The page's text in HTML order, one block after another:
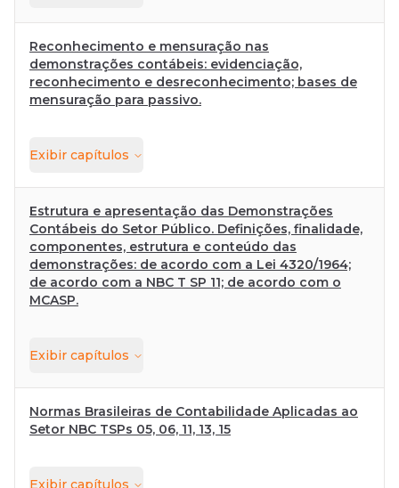
Reconhecimento e mensuração nas
demonstrações contábeis: evidenciação,
reconhecimento e desreconhecimento; bases de
mensuração para passivo.
Exibir capítulos
Estrutura e apresentação das Demonstrações
Contábeis do Setor Público. Definições, finalidade,
componentes, estrutura e conteúdo das
demonstrações: de acordo com a Lei 4320/1964;
de acordo com a NBC T SP 11; de acordo com o
MCASP.
Exibir capítulos
Normas Brasileiras de Contabilidade Aplicadas ao
Setor NBC TSPs 05, 06, 11, 13, 15
Exibir capítulos